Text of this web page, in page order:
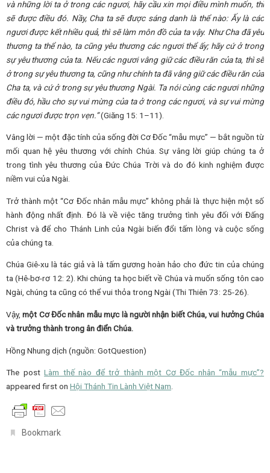
và những lời ta ở trong các ngươi, hãy cầu xin mọi điều mình muốn, thì
sẽ được điều đó. Nầy, Cha ta sẽ được sáng danh là thể nào: Ấy là các
ngươi được kết nhiều quả, thì sẽ làm môn đồ của ta vậy. Như Cha đã yêu
thương ta thể nào, ta cũng yêu thương các ngươi thể ấy; hãy cứ ở trong
sự yêu thương của ta. Nếu các ngươi vâng giữ các điều răn của ta, thì sẽ
ở trong sự yêu thương ta, cũng như chính ta đã vâng giữ các điều răn của
Cha ta, và cứ ở trong sự yêu thương Ngài. Ta nói cùng các ngươi những
điều đó, hầu cho sự vui mừng của ta ở trong các ngươi, và sự vui mừng
các ngươi được trọn vẹn.”(Giăng 15: 1–11).
Vâng lời — một đặc tính của sống đời Cơ Đốc “mẫu mực” — bắt nguồn từ
mối quan hệ yêu thương với chính Chúa. Sự vâng lời giúp chúng ta ở
trong tình yêu thương của Đức Chúa Trời và do đó kinh nghiệm được
niềm vui của Ngài.
Trở thành một “Cơ Đốc nhân mẫu mực” không phải là thực hiện một số
hành động nhất định. Đó là về việc tăng trưởng tình yêu đối với Đấng
Christ và để cho Thánh Linh của Ngài biến đổi tấm lòng và cuộc sống
của chúng ta.
Chúa Giê-xu là tác giả và là tấm gương hoàn hảo cho đức tin của chúng
ta (Hê-bơ-rơ 12: 2). Khi chúng ta học biết về Chúa và muốn sống tôn cao
Ngài, chúng ta cũng có thể vui thỏa trong Ngài (Thi Thiên 73: 25-26).
Vậy,một Cơ Đốc nhân mẫu mực là người nhận biết Chúa, vui hưởng Chúa
và trưởng thành trong ân điển Chúa.
Hồng Nhung dịch (nguồn: GotQuestion)
The postLàm thế nào để trở thành một Cơ Đốc nhân “mẫu mực”?
appeared first on Hội Thánh Tin Lành Việt Nam
Bookmark